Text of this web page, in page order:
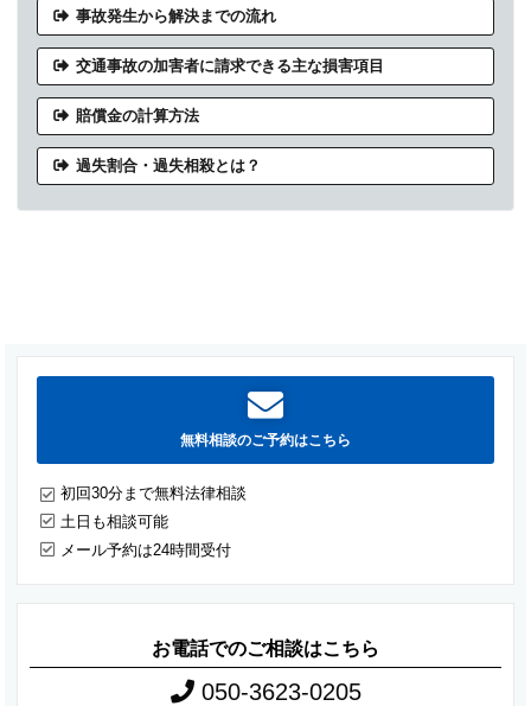
事故発生から解決までの流れ
交通事故の加害者に請求できる主な損害項目
賠償金の計算方法
過失割合・過失相殺とは？
無料相談のご予約はこちら
初回30分まで無料法律相談
土日も相談可能
メール予約は24時間受付
お電話でのご相談はこちら
050-3623-0205